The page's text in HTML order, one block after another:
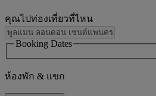
คุณไปท่องเที่ยวที่ไหน
Booking Dates
ห้องพัก & แขก